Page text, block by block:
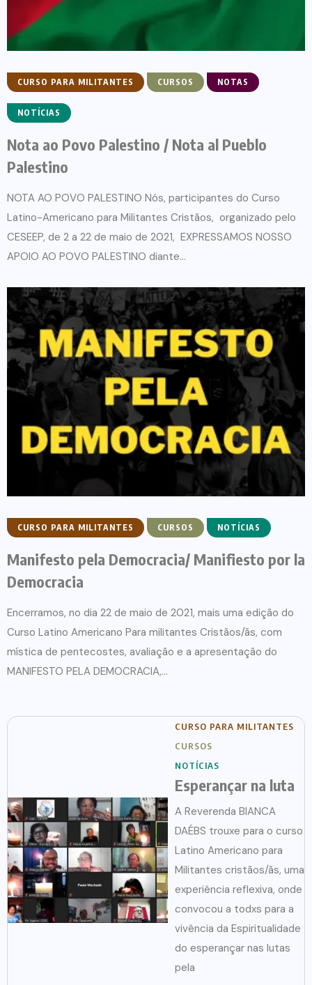
CURSO PARA MILITANTES CURSOS NOTAS
NOTÍCIAS
Nota ao Povo Palestino / Nota al Pueblo
Palestino
NOTA AO POVO PALESTINO Nós, participantes do Curso
Latino-Americano para Militantes Cristãos, organizado pelo
CESEEP, de 2 a 22 de maio de 2021, EXPRESSAMOS NOSSO
APOIO AO POVO PALESTINO diante...
CURSO PARA MILITANTES CURSOS NOTÍCIAS
Manifesto pela Democracia/ Manifiesto por la
Democracia
Encerramos, no dia 22 de maio de 2021, mais uma edição do
Curso Latino Americano Para militantes Cristãos/ãs, com
mística de pentecostes, avaliação e a apresentação do
MANIFESTO PELA DEMOCRACIA,...
CURSO PARA MILITANTES
CURSOS
NOTÍCIAS
Esperançar na luta
A Reverenda BIANCA
DAÉBS trouxe para o curso
Latino Americano para
Militantes cristãos/ãs, uma
experiência reflexiva, onde
convocou a todxs para a
vivência da Espiritualidade
do esperançar nas lutas
pela